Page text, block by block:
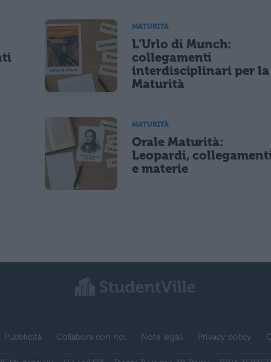
MATURITÀ
L’Urlo di Munch:
collegamenti
interdisciplinari per la
Maturità
MATURITÀ
Orale Maturità:
Leopardi,
e materie
Pubblicità Collabora con noi Note legali Privacy policy